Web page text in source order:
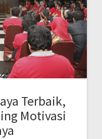
Terbaik,
Motivasi